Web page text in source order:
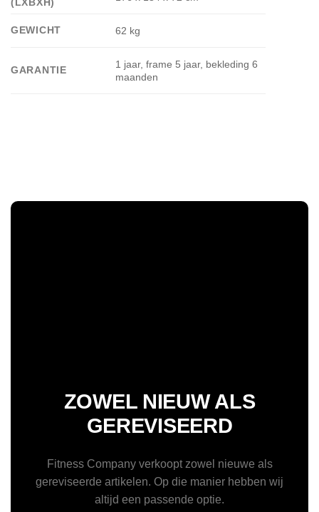
(LXBXH)
GEWICHT 62 kg
GARANTIE
1 jaar, frame 5 jaar, bekleding 6
maanden
ZOWEL NIEUW ALS
GEREVISEERD
Fitness Company verkoopt zowel nieuwe als
gereviseerde artikelen. Op die manier hebben wij
altijd een passende optie.